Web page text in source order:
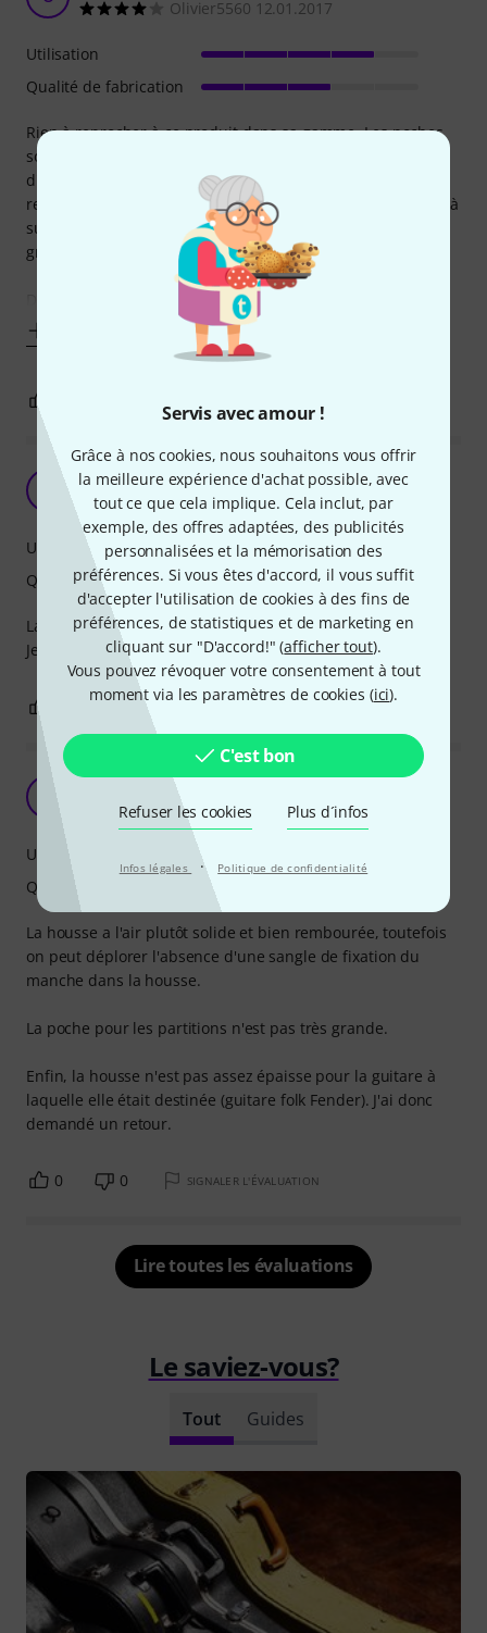
Servis avec amour !
Grâce à nos cookies, nous souhaitons vous offrir
la meilleure expérience d'achat possible, avec
tout ce que cela implique. Cela inclut, par
exemple, des offres adaptées, des publicités
personnalisées et la mémorisation des
préférences. Si vous êtes d'accord, il vous suffit
d'accepter l'utilisation de cookies à des fins de
préférences, de statistiques et de marketing en
cliquant sur "D'accord!" (afficher tout).
Vous pouvez révoquer votre consentement à tout
moment via les paramètres de cookies (ici).
C'est bon
Refuser les cookies Plus d´infos
Infos légales · Politique de confidentialité
Olivier5560 12.01.2017
Rien à reprocher à ce produit dans sa gamme. Les poches
sont spacieuses et permettent de s?encombrer d'un tas
d'accessoires : partitions, stand pliable, sangles, cordes de
rechange, tablette, enregistreur etc. On a même tendance à
surcharger, ce qui entraîne un déplacement du centre de
gravité qui déséquilibre l'usage de la poignée...
Utilisation
Qualité de fabrication
Rapport qualité prix imbatable
Xavier69100 14.10.2021
La mousse de protection est épaisse et dense.
Je recommande cet achat, au vu du prix.
Utilisation
Qualité de fabrication
0 SIGNALER L'ÉVALUATION
plutôt bien, mais...
Patrick- 07.02.2024
La housse a l'air plutôt solide et bien rembourée, toutefois
on peut déplorer l'absence d'une sangle de fixation du
manche dans la housse.
La poche pour les partitions n'est pas très grande.
Enfin, la housse n'est pas assez épaisse pour la guitare à
laquelle elle était destinée (guitare folk Fender). J'ai donc
demandé un retour.
Utilisation
Qualité de fabrication
0 0 SIGNALER L'ÉVALUATION
Lire toutes les évaluations
Le saviez-vous?
Tout Guides